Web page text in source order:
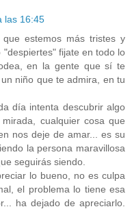
las 16:45
estemos más tristes y
fijate en todo lo
en la gente que sí te
niño que te admira, en tu
día intenta descubrir algo
cualquier cosa que
nos deje de amar... es su
la persona maravillosa
seguirás siendo.
lo bueno, no es culpa
el problema lo tiene esa
ha dejado de apreciarlo.